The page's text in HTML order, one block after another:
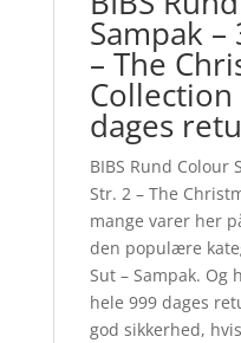
Sampak –
– The
dages
BIBS Rund Colour
Str. 2 – The
mange varer her
den populære
Sut – Sampak. Og
hele 999 dages
god sikkerhed,